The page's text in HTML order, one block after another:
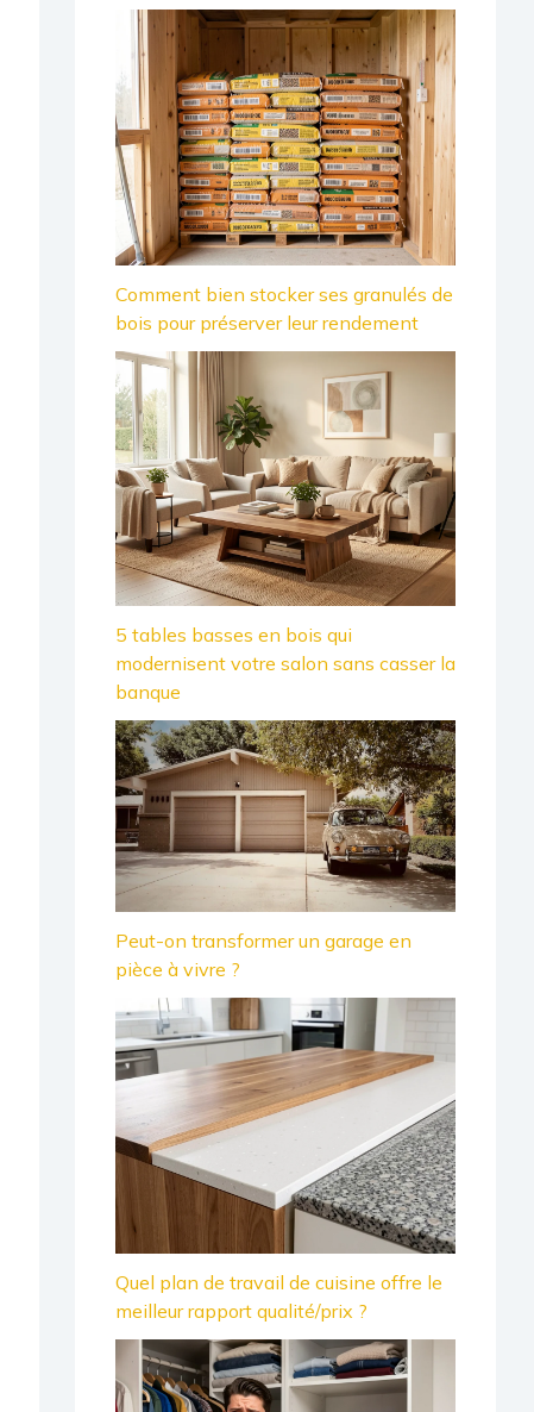
Comment bien stocker ses granulés de
bois pour préserver leur rendement
5 tables basses en bois qui
modernisent votre salon sans casser la
banque
Peut-on transformer un garage en
pièce à vivre ?
Quel plan de travail de cuisine offre le
meilleur rapport qualité/prix ?